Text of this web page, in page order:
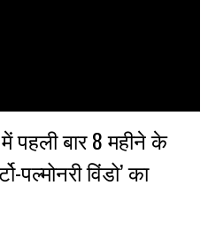
में पहली बार 8 महीने के
पल्मोनरी विंडो’ का